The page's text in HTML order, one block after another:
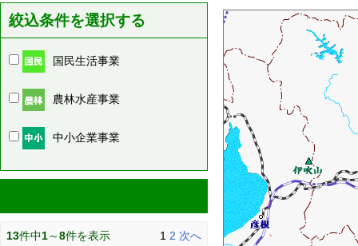
絞込条件を選択する
国民生活事業
農林水産事業
中小企業事業
13件中1～8件を表示 1 2 次へ